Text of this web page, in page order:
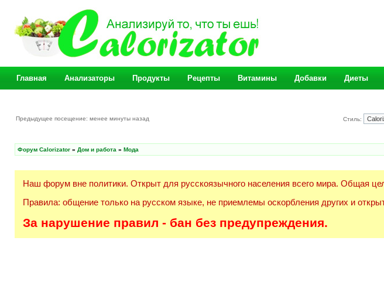
Главная Анализаторы Продукты Рецепты Витамины Добавки Диеты
Предыдущее посещение: менее минуты назад Стиль:
Форум Calorizator » Дом и работа » Мода
Наш форум вне политики. Открыт для русскоязычного населения всего мира. Общая
Правила: общение только на русском языке, не приемлемы оскорбления других и
За нарушение правил - бан без предупреждения.